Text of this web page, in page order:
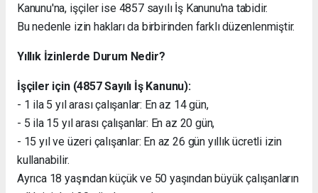
Kanunu'na, işçiler ise 4857 sayılı İş Kanunu'na tabidir.
Bu nedenle izin hakları da birbirinden farklı düzenlenmiştir.
Yıllık İzinlerde Durum Nedir?
İşçiler için (4857 Sayılı İş Kanunu):
- 1 ila 5 yıl arası çalışanlar: En az 14 gün,
- 5 ila 15 yıl arası çalışanlar: En az 20 gün,
- 15 yıl ve üzeri çalışanlar: En az 26 gün yıllık ücretli izin
kullanabilir.
Ayrıca 18 yaşından küçük ve 50 yaşından büyük çalışanların